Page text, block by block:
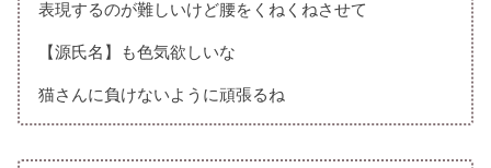
表現するのが難しいけど腰をくねくねさせて
【源氏名】も色気欲しいな
猫さんに負けないように頑張るね